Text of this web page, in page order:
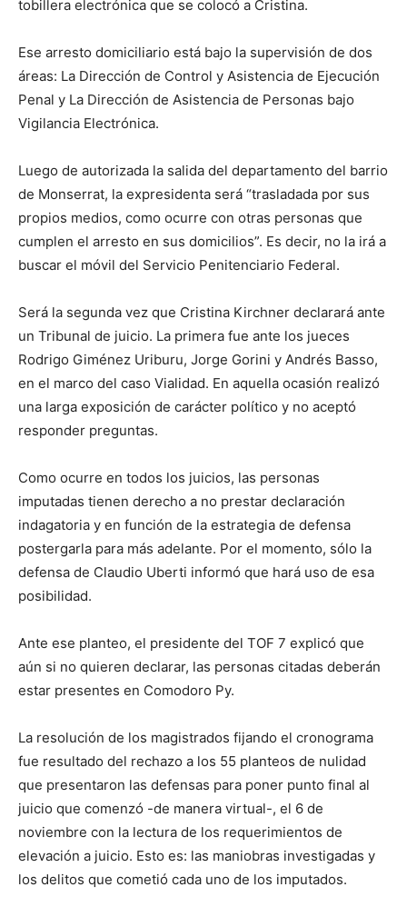
tobillera electrónica que se colocó a Cristina.
Ese arresto domiciliario está bajo la supervisión de dos
áreas: La Dirección de Control y Asistencia de Ejecución
Penal y La Dirección de Asistencia de Personas bajo
Vigilancia Electrónica.
Luego de autorizada la salida del departamento del barrio
de Monserrat, la expresidenta será “trasladada por sus
propios medios, como ocurre con otras personas que
cumplen el arresto en sus domicilios”. Es decir, no la irá a
buscar el móvil del Servicio Penitenciario Federal.
Será la segunda vez que Cristina Kirchner declarará ante
un Tribunal de juicio. La primera fue ante los jueces
Rodrigo Giménez Uriburu, Jorge Gorini y Andrés Basso,
en el marco del caso Vialidad. En aquella ocasión realizó
una larga exposición de carácter político y no aceptó
responder preguntas.
Como ocurre en todos los juicios, las personas
imputadas tienen derecho a no prestar declaración
indagatoria y en función de la estrategia de defensa
postergarla para más adelante. Por el momento, sólo la
defensa de Claudio Uberti informó que hará uso de esa
posibilidad.
Ante ese planteo, el presidente del TOF 7 explicó que
aún si no quieren declarar, las personas citadas deberán
estar presentes en Comodoro Py.
La resolución de los magistrados fijando el cronograma
fue resultado del rechazo a los 55 planteos de nulidad
que presentaron las defensas para poner punto final al
juicio que comenzó -de manera virtual-, el 6 de
noviembre con la lectura de los requerimientos de
elevación a juicio. Esto es: las maniobras investigadas y
los delitos que cometió cada uno de los imputados.